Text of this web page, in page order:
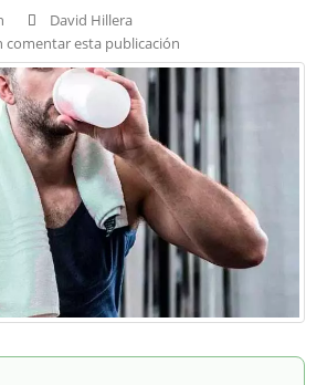
David Hillera
comentar esta publicación